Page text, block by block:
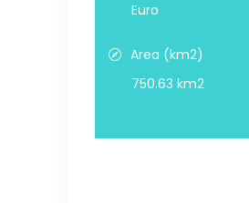
Euro
Area (km2)
750.63 km2